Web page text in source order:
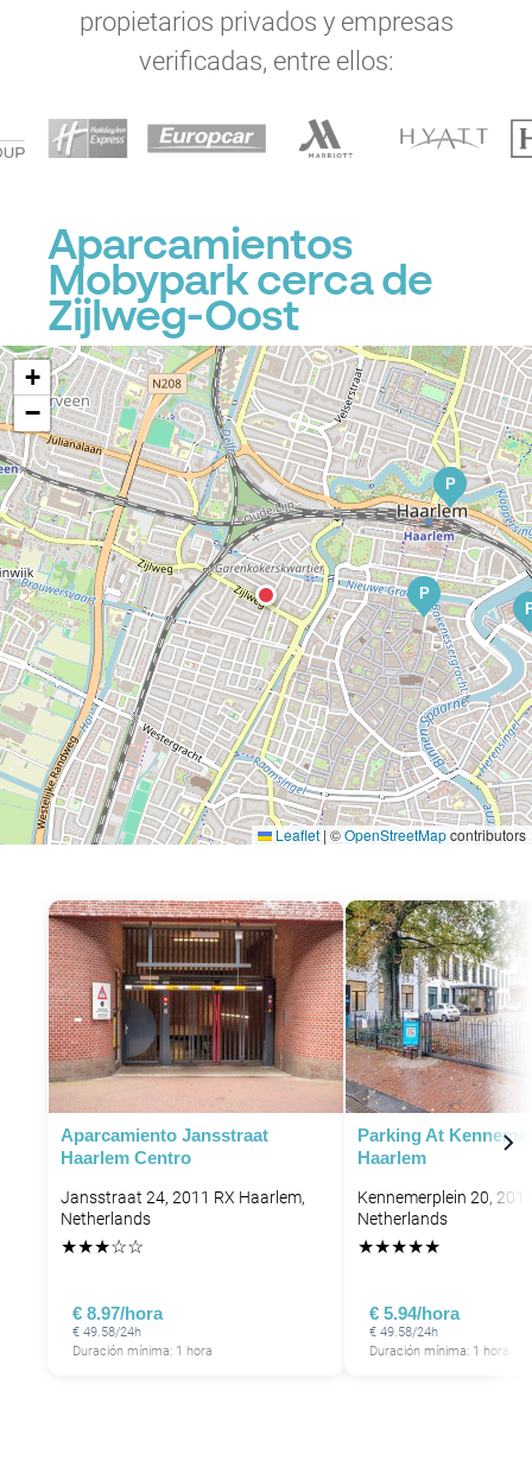
propietarios privados y empresas
verificadas, entre ellos:
Aparcamientos
Mobypark cerca de
Zijlweg-Oost
P
P
P
+
−
Leaflet | ©OpenStreetMapcontributors
Aparcamiento Jansstraat
Haarlem Centro
Jansstraat 24, 2011 RX Haarlem,
Netherlands
★★★☆☆
€ 8.97/hora
€ 49.58/24h
Duración mínima: 1 hora
Parking At
Haarlem
Kennemerplein 20,
Netherlands
★★★★★
€ 5.94/hora
€ 49.58/24h
Duración mínima: 1 hora